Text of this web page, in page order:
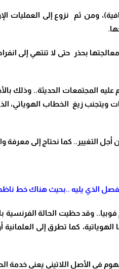
ومن ثم نزوع إلى العمليات
بحذر حتى لا تنتهي إلى
المجتمعات الحديثة.. وذلك
ويتجنب زيغ الخطاب
التغيير.. كما نحتاج إلى
فوبيا.. وقد حظيت الحالة الفرنسية
كما تطرق إلى العلمانية
في الأصل اللاتيني يعني